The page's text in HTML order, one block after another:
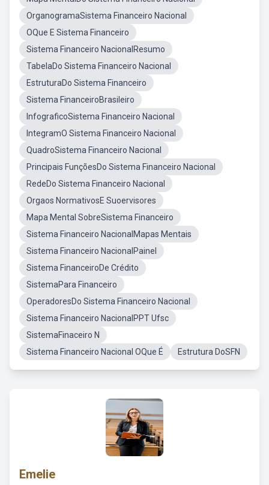
OrganogramaSistema Financeiro Nacional
OQue E Sistema Financeiro
Sistema Financeiro NacionalResumo
TabelaDo Sistema Financeiro Nacional
EstruturaDo Sistema Financeiro
Sistema FinanceiroBrasileiro
InfograficoSistema Financeiro Nacional
IntegramO Sistema Financeiro Nacional
QuadroSistema Financeiro Nacional
Principais FunçõesDo Sistema Financeiro Nacional
RedeDo Sistema Financeiro Nacional
Orgaos NormativosE Suoervisores
Mapa Mental SobreSistema Financeiro
Sistema Financeiro NacionalMapas Mentais
Sistema Financeiro NacionalPainel
Sistema FinanceiroDe Crédito
SistemaPara Financeiro
OperadoresDo Sistema Financeiro Nacional
Sistema Financeiro NacionalPPT Ufsc
SistemaFinaceiro N
Sistema Financeiro Nacional OQue É
Estrutura DoSFN
Emelie